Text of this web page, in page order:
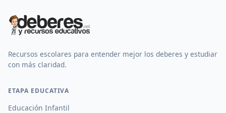
Recursos escolares para entender mejor los deberes y estudiar
con más claridad.
ETAPA EDUCATIVA
Educación Infantil